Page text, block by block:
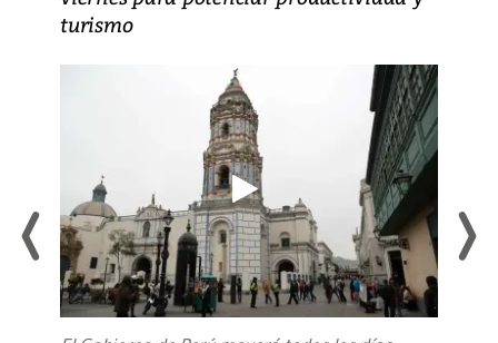
turismo